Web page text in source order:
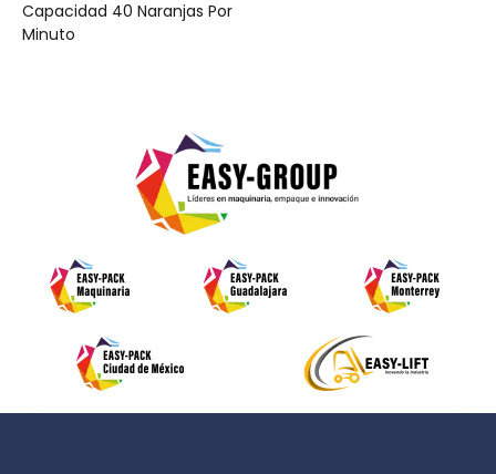
Capacidad 40 Naranjas Por
Minuto